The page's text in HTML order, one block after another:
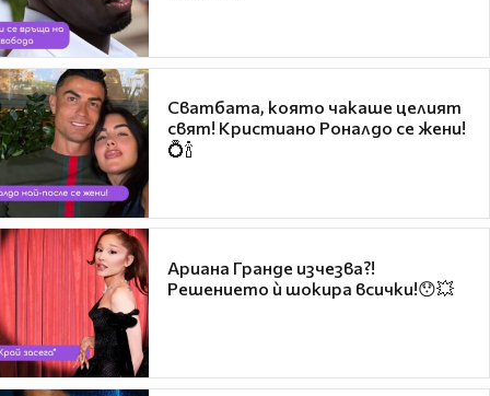
Сватбата, която чакаше целият
свят! Кристиано Роналдо се жени!
💍🍾
Ариана Гранде изчезва?!
Решението ѝ шокира всички!😯💥